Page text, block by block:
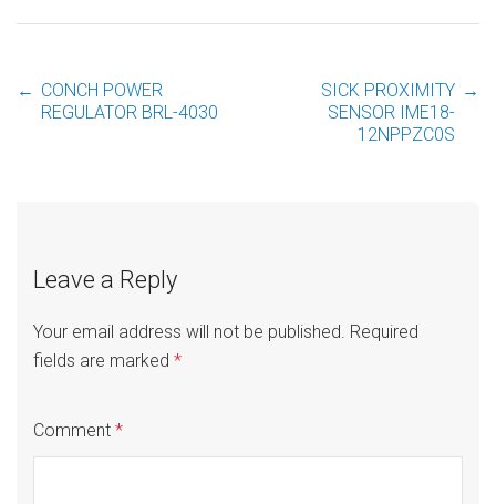
Post
← CONCH POWER
REGULATOR BRL-4030
SICK PROXIMITY
SENSOR IME18-
12NPPZC0S
→
Leave a Reply
Your email address will not be published. Required
fields are marked *
Comment *